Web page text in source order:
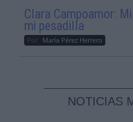
Clara Campoamor:
mi pesadilla
Por María Pérez Herrero
NOTICIAS